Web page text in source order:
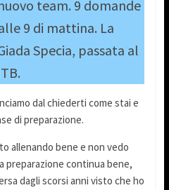
team. 9 domande
9 di mattina. La
Specia, passata al
dal chiederti come stai e
di preparazione.
allenando bene e non vedo
preparazione continua bene,
dagli scorsi anni visto che ho